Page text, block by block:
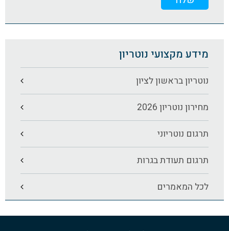
מידע מקצועי נוטריון
נוטריון בראשון לציון
מחירון נוטריון 2026
תרגום נוטריוני
תרגום תעודת בגרות
לכל המאמרים